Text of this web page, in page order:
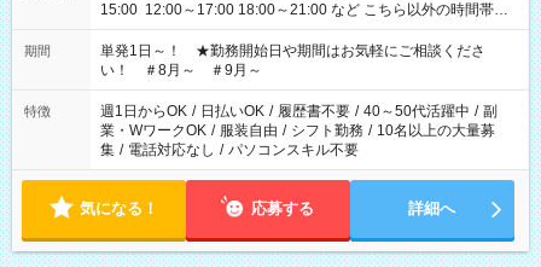
15:00 12:00～17:00 18:00～21:00 など こちら以外の時間帯も
お気軽にご相談ください！
期間
単発1日～！ ★勤務開始日や期間はお気軽にご相談くださ
い！ ＃8月～ ＃9月～
特徴 週1日からOK / 日払いOK / 履歴書不要 / 40～50代活躍中 / 副
業・WワークOK / 服装自由 / シフト勤務 / 10名以上の大量募
集 / 電話対応なし / パソコンスキル不要
気になる！ 応募する 詳細へ